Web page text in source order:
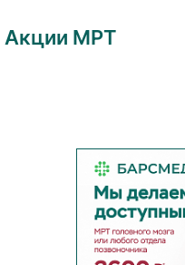
Акции МРТ